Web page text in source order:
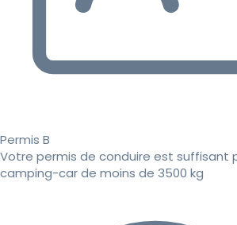
Permis B
Votre permis de conduire est suffisant
camping-car de moins de 3500 kg